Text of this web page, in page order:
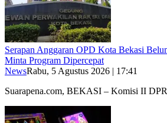
Serapan Anggaran OPD Kota Bekasi
Minta Program Dipercepat
NewsRabu, 5 Agustus 2026 | 17:41
Suarapena.com, BEKASI – Komisi II